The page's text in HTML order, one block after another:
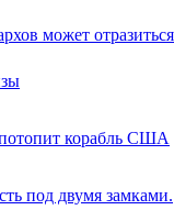
может
корабль США
под двумя замками.